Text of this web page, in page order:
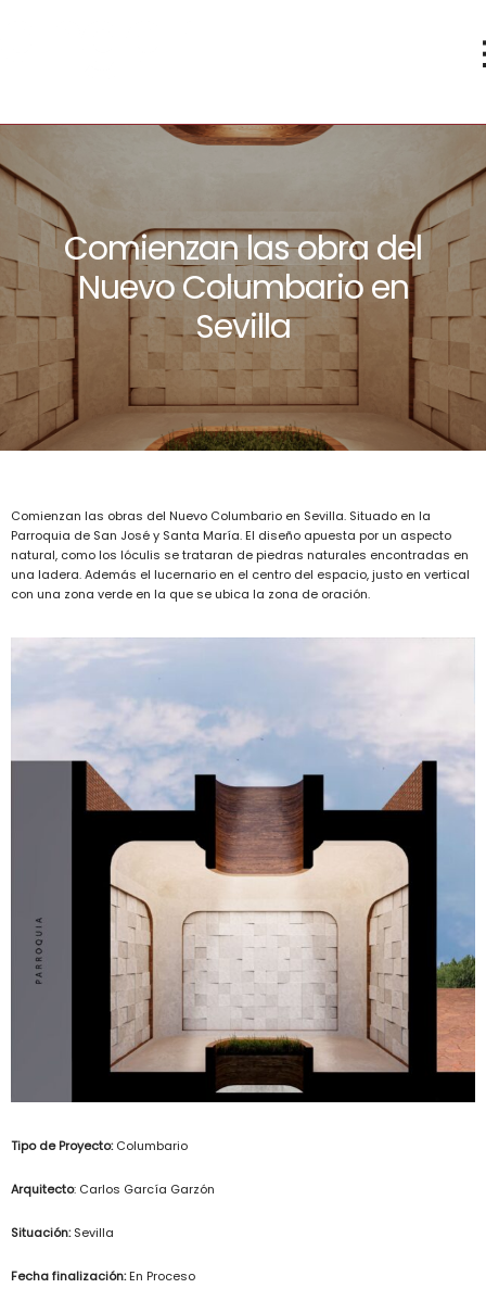
Comienzan las obra del
Nuevo Columbario en
Sevilla
Comienzan las obras del Nuevo Columbario en Sevilla. Situado en la
Parroquia de San José y Santa María. El diseño apuesta por un aspecto
natural, como los lóculis se trataran de piedras naturales encontradas en
una ladera. Además el lucernario en el centro del espacio, justo en vertical
con una zona verde en la que se ubica la zona de oración.
Tipo de Proyecto:Columbario
Arquitecto: Carlos García Garzón
Situación:Sevilla
Fecha finalización:En Proceso